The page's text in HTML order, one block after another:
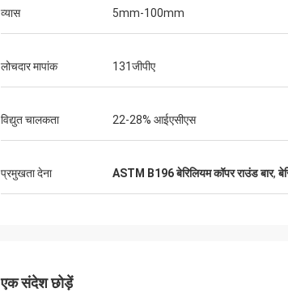
व्यास 5mm-100mm
लोचदार मापांक 131जीपीए
विद्युत चालकता 22-28% आईएसीएस
प्रमुखता देना ASTM B196 बेरिलियम कॉपर राउंड बार,
एक संदेश छोड़ें